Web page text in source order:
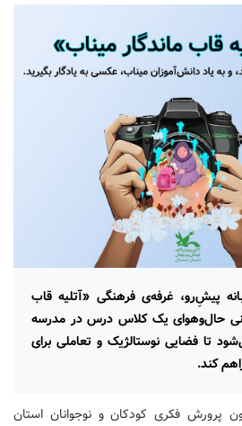
پیشِ‌رو، غرفه‌ی فرهنگی «آتلیه قاب
حال‌وهوای یک کلاس درس در مدرسه
تا فضایی نوستالژیک و تعاملی برای
کند.
پرورش فکری کودکان و نوجوانان استان